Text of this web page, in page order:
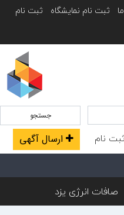
ثبت نام نمایشگاه ثبت نام
جستجو
ثبت نام ارسال آگهی
صافات انرژی یزد